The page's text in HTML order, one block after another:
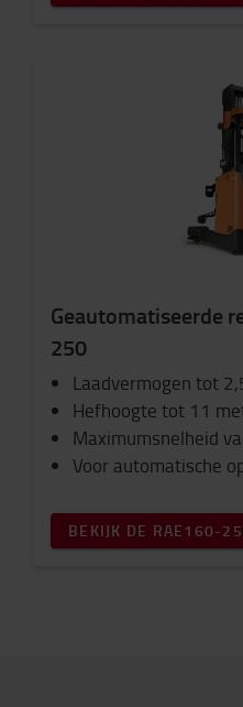
Geautomatiseerde
250
Laadvermogen tot
Hefhoogte tot 11
Maximumsnelheid
Voor automatische
BEKIJK DE RAE160-